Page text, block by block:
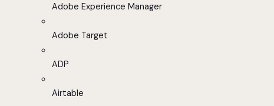
Adobe Experience Manager
Adobe Target
ADP
Airtable